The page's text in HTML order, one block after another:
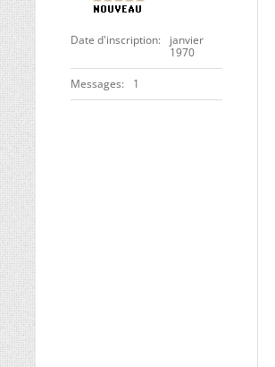
Date d'inscription
janvier
1970
Messages 1